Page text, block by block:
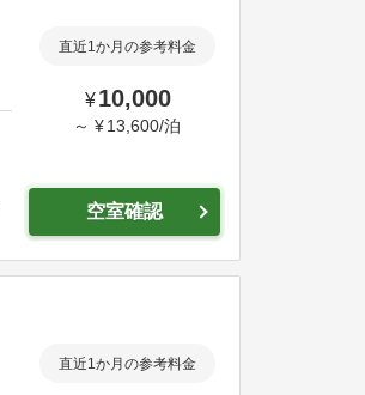
直近1か月の参考料金
¥ 10,000
～ ¥ 13,600/泊
空室確認
直近1か月の参考料金